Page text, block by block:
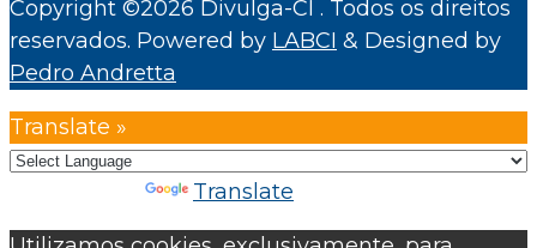
Copyright ©2026 Divulga-CI . Todos os direitos
reservados. Powered by LABCI & Designed by
Pedro Andretta
Translate »
Translate